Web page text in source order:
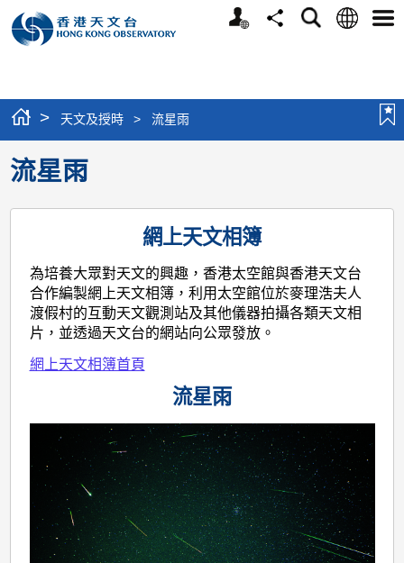
個
分
搜
語
選
> 天文及授時 > 流星雨
流星雨
網上天文相簿
為培養大眾對天文的興趣，香港太空館與香港天文台
合作編製網上天文相簿，利用太空館位於麥理浩夫人
渡假村的互動天文觀測站及其他儀器拍攝各類天文相
片，並透過天文台的網站向公眾發放。
網上天文相簿首頁
流星雨